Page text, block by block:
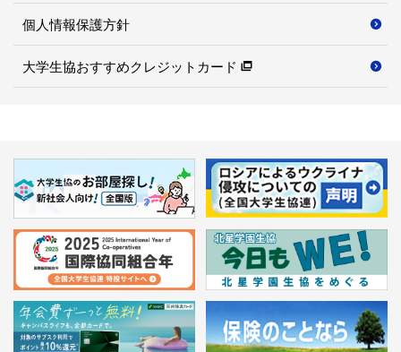
個人情報保護方針
大学生協おすすめクレジットカード